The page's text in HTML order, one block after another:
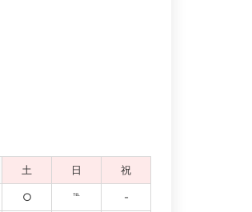
土 日 祝
○ ℡ -